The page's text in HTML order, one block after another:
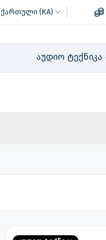
ქართული (KA)
აუდიო ტექნიკა